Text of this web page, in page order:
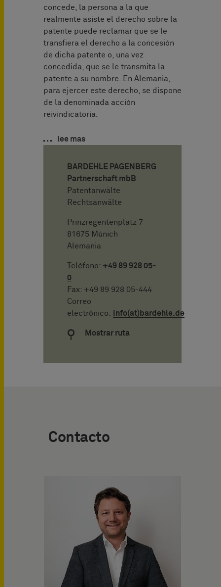
concede, la persona a la que
realmente asiste el derecho sobre la
patente puede reclamar que se le
transfiera el derecho a la concesión
de dicha patente o, una vez
concedida, que se le transmita la
patente a su nombre. En Alemania,
para ejercer este derecho, se dispone
de la denominada acción
reivindicatoria.
lee mas
BARDEHLE PAGENBERG
Partnerschaft mbB
Patentanwälte
Rechtsanwälte
Prinzregentenplatz 7
81675 Múnich
Alemania
Teléfono: +49 89 928 05-
0
Fax: +49 89 928 05-444
Correo
electrónico: info(at)bardehle.de
Mostrar ruta
Contacto